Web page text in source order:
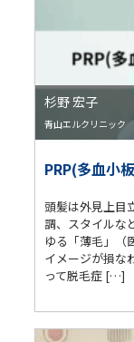
杉野 宏子
青山エルクリニック
PRP(多血小
頭髪は外見上目
調、スタイルな
ゆる「薄毛」（
イメージが損な
って脱毛症 […]